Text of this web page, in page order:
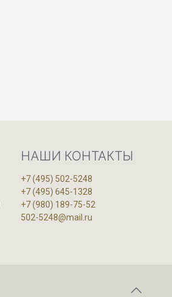
НАШИ КОНТАКТЫ
+7 (495) 502-5248
+7 (495) 645-1328
+7 (980) 189-75-52
502-5248@mail.ru